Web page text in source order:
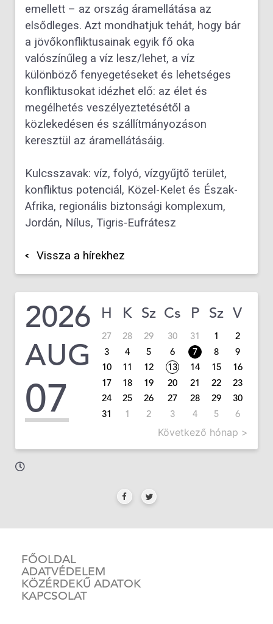
emellett – az ország áramellátása az
elsődleges. Azt mondhatjuk tehát, hogy bár
a jövőkonfliktusainak egyik fő oka
valószínűleg a víz lesz/lehet, a víz
különböző fenyegetéseket és lehetséges
konfliktusokat idézhet elő: az élet és
megélhetés veszélyeztetésétől a
közlekedésen és szállítmányozáson
keresztül az áramellátásáig.
Kulcsszavak: víz, folyó, vízgyűjtő terület,
konfliktus potenciál, Közel-Kelet és Észak-
Afrika, regionális biztonsági komplexum,
Jordán, Nílus, Tigris-Eufrátesz
Vissza a hírekhez
2026
AUG
07
H K Sz Cs P Sz V
27 28 29 30 31 1
2
3
4 5 6 7 8
9
10
11 12 13 14 15
16
17
18 19 20 21 22
23
24
25 26 27 28 29
30
31
1 2 3 4 5 6
Következő hónap >
FŐOLDAL
ADATVÉDELEM
KÖZÉRDEKŰ ADATOK
KAPCSOLAT